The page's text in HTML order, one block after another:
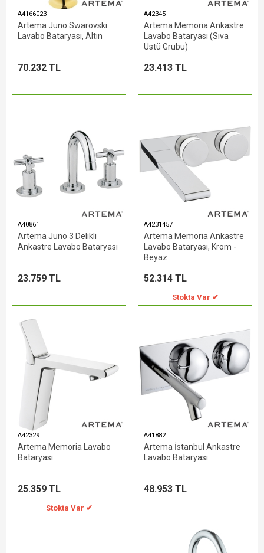
A4166023
Artema Juno Swarovski
Lavabo Bataryası, Altın
70.232 TL
A42345
Artema Memoria Ankastre
Lavabo Bataryası (Sıva
Üstü Grubu)
23.413 TL
A40861
Artema Juno 3 Delikli
Ankastre Lavabo Bataryası
23.759 TL
A4231457
Artema Memoria Ankastre
Lavabo Bataryası, Krom -
Beyaz
52.314 TL
Stokta Var ✔
A42329
Artema Memoria Lavabo
Bataryası
25.359 TL
Stokta Var ✔
A41882
Artema İstanbul Ankastre
Lavabo Bataryası
48.953 TL